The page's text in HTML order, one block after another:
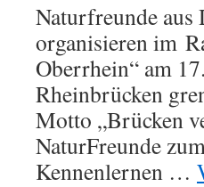
Naturfreunde aus
organisieren im
Oberrhein“ am
Rheinbrücken
Motto „Brücken
NaturFreunde
Kennenlernen …